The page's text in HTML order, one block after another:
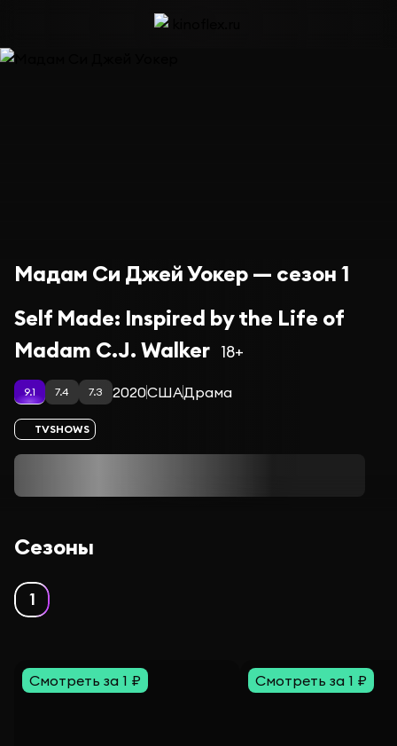
Мадам Си Джей Уокер — сезон 1
Self Made: Inspired by the Life of
Madam C.J. Walker 18+
9.1 7.4 7.3 2020СШАДрама
TVSHOWS
Сезоны
1
Смотреть за 1 ₽ Смотреть за 1 ₽